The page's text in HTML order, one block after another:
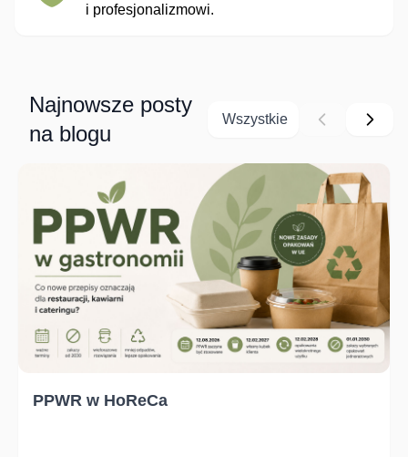
i profesjonalizmowi.
Najnowsze posty
na blogu
Wszystkie
PPWR w HoReCa